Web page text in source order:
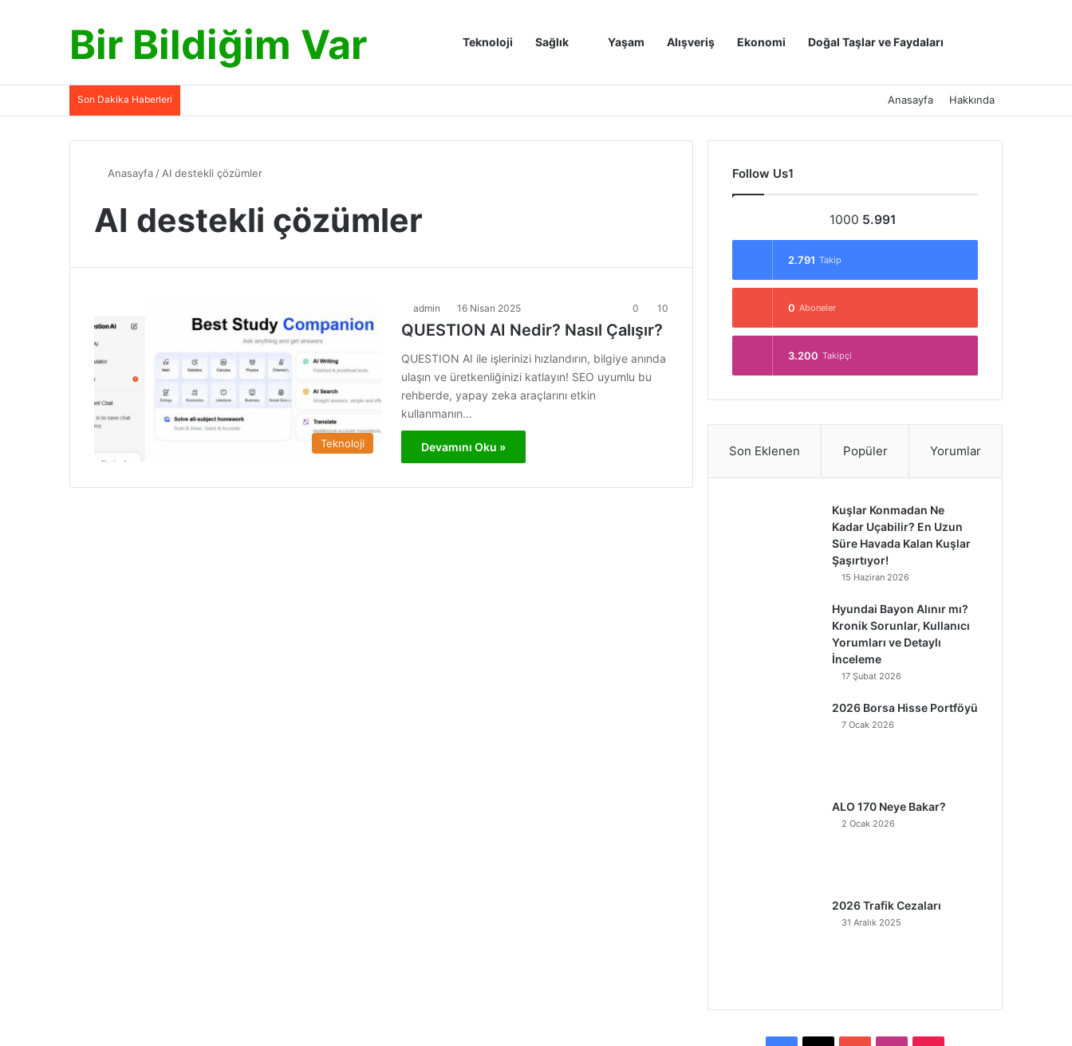
Bir Bildiğim Var Anasayfa
Teknoloji Sağlık Yaşam Alışveriş Ekonomi Doğal Taşlar ve Faydaları
Son Dakika Haberleri Anasayfa Hakkında
Anasayfa / AI destekli çözümler
AI destekli çözümler
Teknoloji
admin 16 Nisan 2025 0 10
QUESTION AI Nedir? Nasıl Çalışır?
QUESTION AI ile işlerinizi hızlandırın, bilgiye anında
ulaşın ve üretkenliğinizi katlayın! SEO uyumlu bu
rehberde, yapay zeka araçlarını etkin
kullanmanın…
Devamını Oku »
Follow Us1
1000 5.991
2.791 Takip
0 Aboneler
3.200 Takipçi
Son Eklenen Popüler Yorumlar
Kuşlar Konmadan Ne
Kadar Uçabilir? En Uzun
Süre Havada Kalan Kuşlar
Şaşırtıyor!
15 Haziran 2026
Hyundai Bayon Alınır mı?
Kronik Sorunlar, Kullanıcı
Yorumları ve Detaylı
İnceleme
17 Şubat 2026
2026 Borsa Hisse Portföyü
7 Ocak 2026
ALO 170 Neye Bakar?
2 Ocak 2026
2026 Trafik Cezaları
31 Aralık 2025